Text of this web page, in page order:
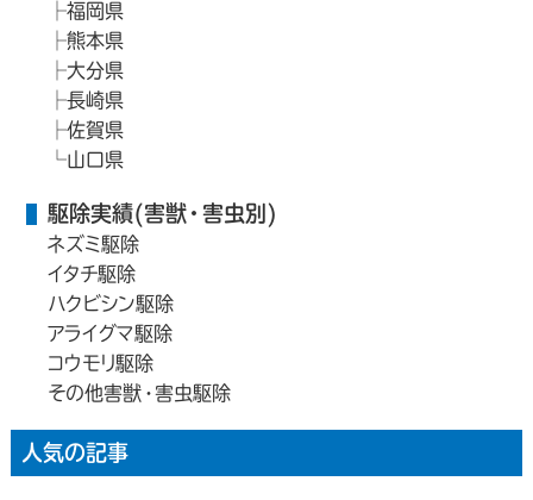
福岡県
熊本県
大分県
長崎県
佐賀県
山口県
駆除実績(害獣・害虫別)
ネズミ駆除
イタチ駆除
ハクビシン駆除
アライグマ駆除
コウモリ駆除
その他害獣・害虫駆除
人気の記事